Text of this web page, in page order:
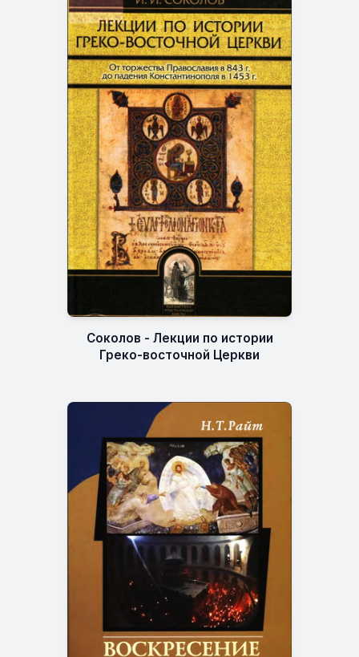
Соколов - Лекции по истории
Греко-восточной Церкви